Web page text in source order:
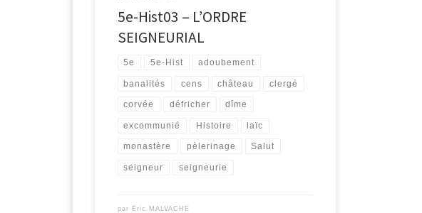
5e-Hist03 – L’ORDRE
SEIGNEURIAL
5e 5e-Hist adoubement
banalités cens château clergé
corvée défricher dîme
excommunié Histoire laïc
monastère pèlerinage Salut
seigneur seigneurie
par Eric MALVACHE